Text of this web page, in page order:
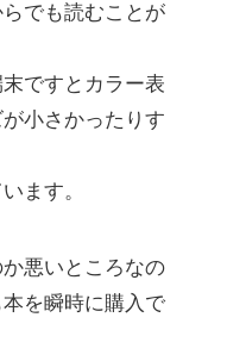
でも読むことが
ですとカラー表
小さかったりす
ます。
悪いところなの
を瞬時に購入で